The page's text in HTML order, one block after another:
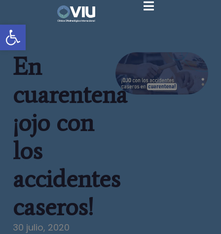
Abrir barra de herramientas
En
cuarentena
¡ojo con
los
accidentes
caseros!
30 julio, 2020